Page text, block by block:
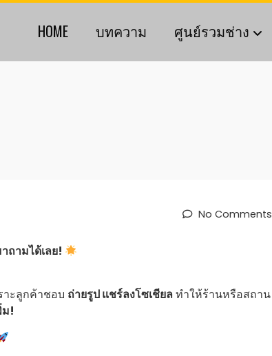
HOME บทความ ศูนย์รวมช่าง
No Comments
ถามได้เลย!
าะลูกค้าชอบ ถ่ายรูป แชร์ลงโซเชียลทำให้ร้านหรือสถาน
ม!